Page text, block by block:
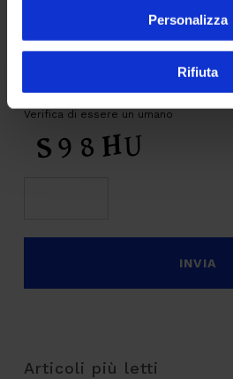
Personalizza
Rifiuta
Sottoscrivo laPrivacy Policy. *
Verifica di essere un umano
Articoli più letti